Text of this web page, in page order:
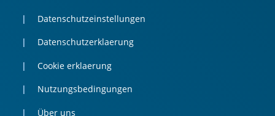
Datenschutzeinstellungen
Datenschutzerklaerung
Cookie erklaerung
Nutzungsbedingungen
Über uns